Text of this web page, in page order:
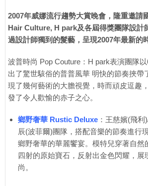
2007年威娜流行趨勢大賞晚會，隆重邀請
Hair Culture, H park及各屆得獎團隊設計
過設計師獨到的髮藝，呈現2007年最新的
波普時尚 Pop Couture：H park表演團隊
出了驚世駭俗的普普風華 明快的節奏挾帶
現了幾何藝術的大膽視覺，時而頑皮逗趣
發了令人歡愉的赤子之心。
鄉野奢華 Rustic Deluxe ：王慈嬪(飛
辰(波菲爾)團隊，搭配音樂的節奏進行
鄉野奢華的華麗饗宴。模特兒穿著自然
四射的原始寶石，反射出金色閃耀，展
尚。